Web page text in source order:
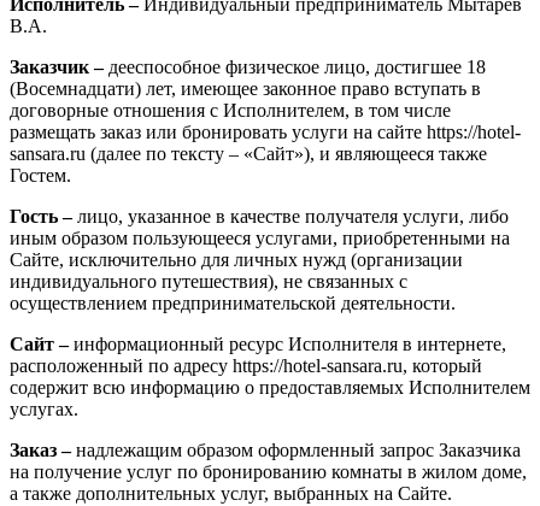
Исполнитель –Индивидуальный предприниматель Мытарев
В.А.
Заказчик – дееспособное физическое лицо, достигшее 18
(Восемнадцати) лет, имеющее законное право вступать в
договорные отношения с Исполнителем, в том числе
размещать заказ или бронировать услуги на сайте https://hotel-
sansara.ru (далее по тексту – «Сайт»), и являющееся также
Гостем.
Гость –лицо, указанное в качестве получателя услуги, либо
иным образом пользующееся услугами, приобретенными на
Сайте, исключительно для личных нужд (организации
индивидуального путешествия), не связанных с
осуществлением предпринимательской деятельности.
Сайт –информационный ресурс Исполнителя в интернете,
расположенный по адресу https://hotel-sansara.ru, который
содержит всю информацию о предоставляемых Исполнителем
услугах.
Заказ –надлежащим образом оформленный запрос Заказчика
на получение услуг по бронированию комнаты в жилом доме,
а также дополнительных услуг, выбранных на Сайте.